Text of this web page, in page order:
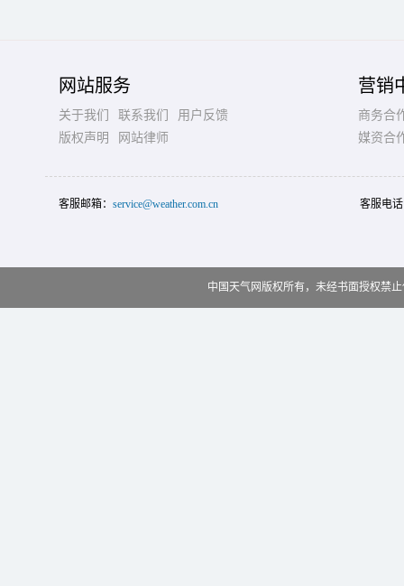
网站服务
关于我们 联系我们
用户反馈
版权声明
网站律师
营销
商务合
媒资合
客服邮箱： service@weather.com.cn 客服电
中国天气网版权所有，未经书面授权